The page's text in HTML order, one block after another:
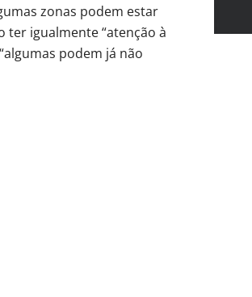
zonas podem estar
ter igualmente “atenção à
podem já não